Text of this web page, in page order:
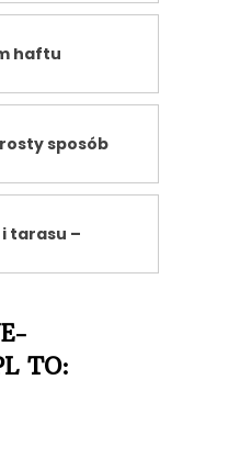
haftu
sposób
tarasu –
TO: